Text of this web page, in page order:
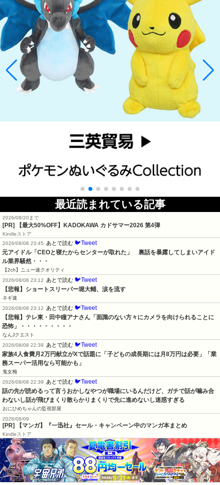
最近読まれている記事
2026/08/20まで
[PR] 【最大50%OFF】KADOKAWA カドサマー2026 第4弾
Kindleストア
2026/08/08 23:45
あとで読む 🐦Tweet
元アイドル「CEOと寝たからセンターが取れた」　裏話を暴露してしまいアイド
ル業界騒然・・・
【2ch】ニュー速クオリティ
2026/08/08 23:12
あとで読む 🐦Tweet
【悲報】ショートスリーパー堀大輔、涙を流す
ネギ速
2026/08/08 23:12
あとで読む 🐦Tweet
【悲報】テレ東・田中瞳アナさん「面識のない方々にカメラを向けられることに
恐怖」・・・・・・・・・
なんJクエスト
2026/08/08 22:39
あとで読む 🐦Tweet
家族4人食費月2万円献立がXで話題に「子どもの成長期には月8万円は必要」「業
務スーパー活用なら可能かも」
鬼女梅
2026/08/08 22:39
あとで読む 🐦Tweet
話の先が読めるって言うおかしなやつが職場にいるんだけど、ガチで話が噛み合
わないし話が飛びまくり散らかりまくりで先に進めないし迷惑すぎる
おにひめちゃんの監視部屋
2026/08/09
[PR] 【マンガ】『一迅社』セール・キャンペーン中のマンガ本まとめ
Kindleストア